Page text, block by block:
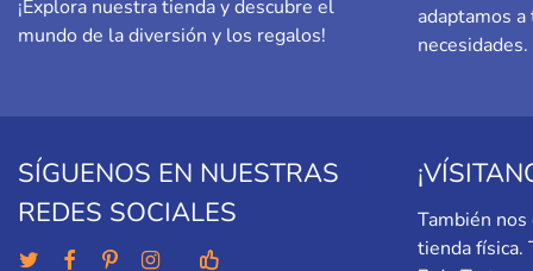
¡Explora nuestra tienda y descubre el
mundo de la diversión y los regalos!
adaptamos
necesidades.
SÍGUENOS EN NUESTRAS
REDES SOCIALES
También
tienda física.